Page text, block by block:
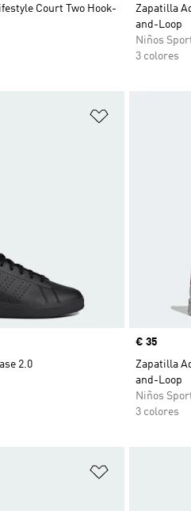
Court Two Hook-
Zapatilla
and-Loop
Niños
3 colores
2.0
Precio
€ 35
Zapatilla
and-Loop
Niños
3 colores